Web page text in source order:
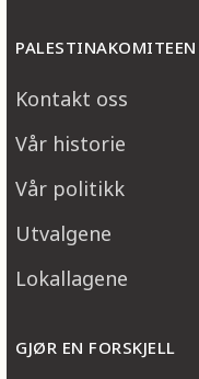
PALESTINAKOMITEEN
Kontakt oss
Vår historie
Vår politikk
Utvalgene
Lokallagene
GJØR EN FORSKJELL